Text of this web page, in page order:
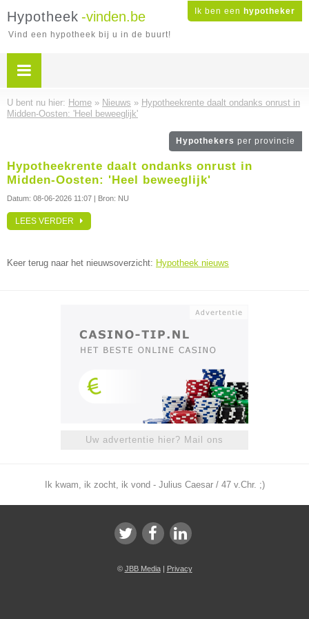
Ik ben een hypotheker
Hypotheek -vinden.be
Vind een hypotheek bij u in de buurt!
U bent nu hier: Home » Nieuws » Hypotheekrente daalt ondanks onrust in
Midden-Oosten: 'Heel beweeglijk'
Hypothekers per provincie
Hypotheekrente daalt ondanks onrust in
Midden-Oosten: 'Heel beweeglijk'
Datum: 08-06-2026 11:07 | Bron: NU
LEES VERDER
Keer terug naar het nieuwsoverzicht: Hypotheek nieuws
Uw advertentie hier? Mail ons
Ik kwam, ik zocht, ik vond - Julius Caesar / 47 v.Chr. ;)
© JBB Media| Privacy